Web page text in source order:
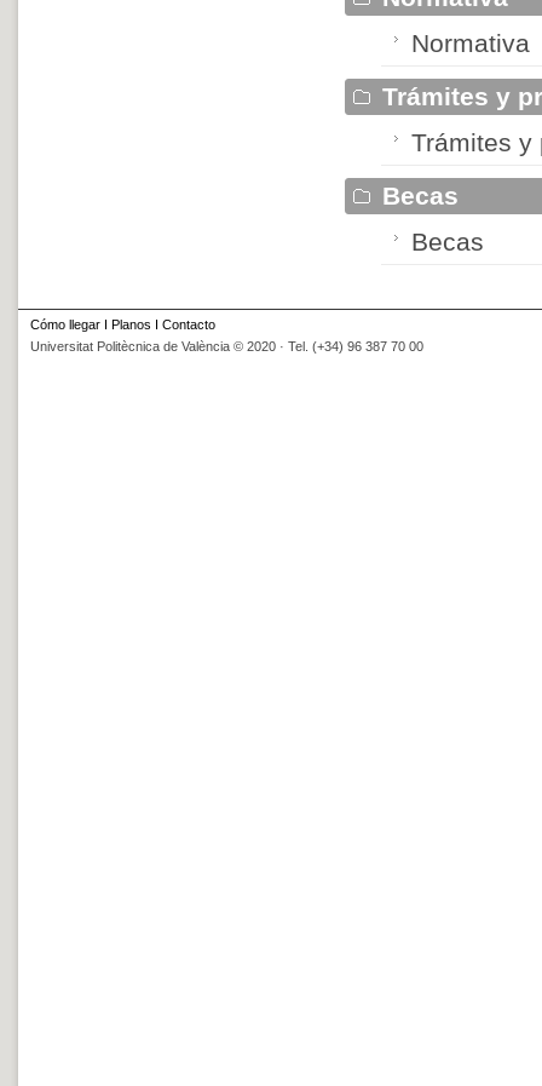
Normativa
Trámites y
Trámites y
Becas
Becas
Cómo llegar I Planos I Contacto
Universitat Politècnica de València © 2020 · Tel. (+34) 96 387 70 00